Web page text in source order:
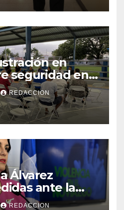
en
seguridad en
REDACCION
Álvarez
ante la
noviazgo
REDACCION